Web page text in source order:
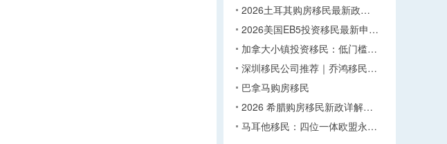
2026土耳其购房移民最新政…
2026美国EB5投资移民最新申…
加拿大小镇投资移民：低门槛…
深圳移民公司推荐｜乔鸿移民…
巴拿马购房移民
2026 希腊购房移民新政详解…
马耳他移民：四位一体欧盟永…